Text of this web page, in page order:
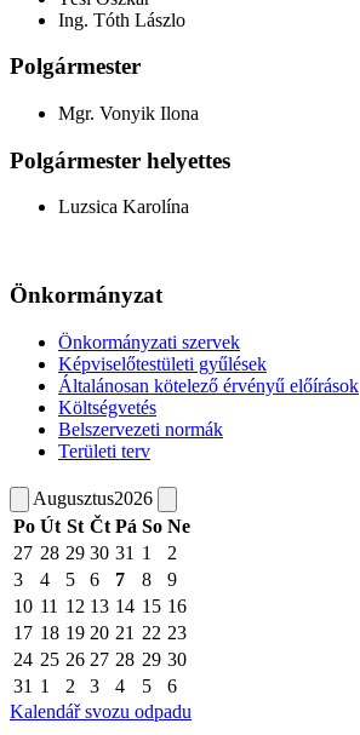
Ing. Tóth Lászlo
Polgármester
Mgr. Vonyik Ilona
Polgármester helyettes
Luzsica Karolína
Önkormányzat
Önkormányzati szervek
Képviselőtestületi gyűlések
Általánosan kötelező érvényű előírások
Költségvetés
Belszervezeti normák
Területi terv
Augusztus2026
Po Út St Čt Pá So Ne
27 28 29 30 31 1
2
3
4 5 6 7 8
9
10 11 12 13 14 15 16
17 18 19 20 21 22 23
24 25 26 27 28 29 30
31 1 2 3 4 5
6
Kalendář svozu odpadu